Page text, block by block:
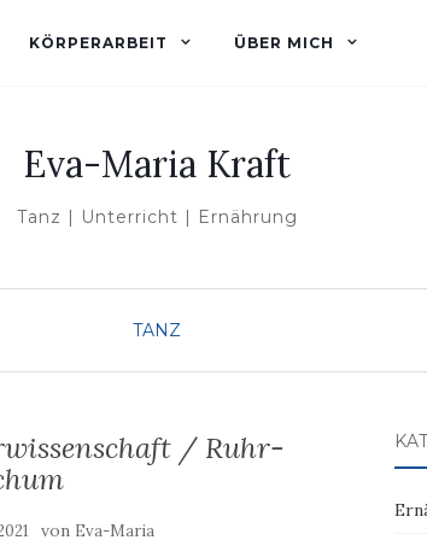
KÖRPERARBEIT ÜBER MICH
Eva-Maria Kraft
Tanz | Unterricht | Ernährung
TANZ
/ Ruhr-
von Eva-Maria